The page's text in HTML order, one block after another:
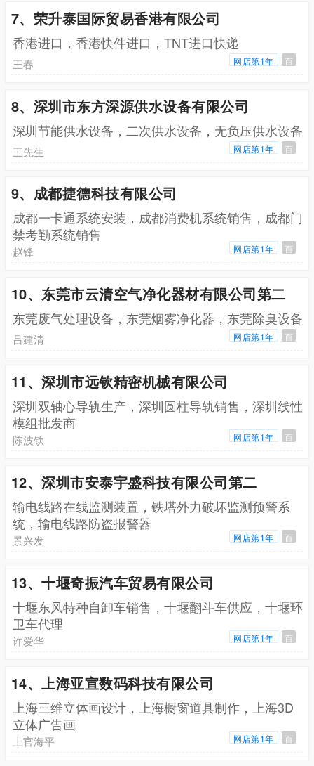
7、荣升泰国际贸易香港有限公司
香港进口，香港快件进口，TNT进口快递
王春 网店第1年 百
8、深圳市东方深源供水设备有限公司
深圳节能供水设备，二次供水设备，无负压供水设备
王先生 网店第1年 百
9、成都捷德科技有限公司
成都一卡通系统安装，成都消费机系统销售，成都门
禁考勤系统销售
赵锋 网店第1年 百
10、东莞市云清空气净化器材有限公司第二
东莞废气处理设备，东莞烟雾净化器，东莞除臭设备
吕建清 网店第1年 百
11、深圳市远钦精密机械有限公司
深圳双轴心导轨生产，深圳圆柱导轨销售，深圳线性
模组批发商
陈波钦 网店第1年 百
12、深圳市安泰宇盛科技有限公司第二
输电线路在线监测装置，铁塔外力破坏监测预警系
统，输电线路防盗报警器
景兴发 网店第1年 百
13、十堰奇振汽车贸易有限公司
十堰东风特种自卸车销售，十堰翻斗车供应，十堰环
卫车代理
许爱华 网店第1年 百
14、上海亚宣数码科技有限公司
上海三维立体画设计，上海橱窗道具制作，上海3D
立体广告画
上官海平 网店第1年 百